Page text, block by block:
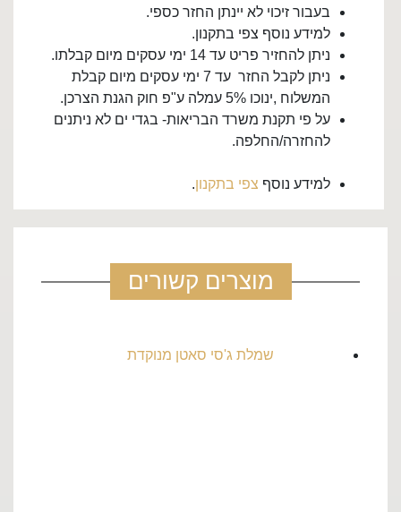
בעבור זיכוי לא יינתן החזר כספי.
למידע נוסף צפי בתקנון.
ניתן להחזיר פריט עד 14 ימי עסקים מיום קבלתו.
ניתן לקבל החזר עד 7 ימי עסקים מיום קבלת
המשלוח ,ינוכו 5% עמלה ע"פ חוק הגנת הצרכן.
על פי תקנת משרד הבריאות- בגדי ים לא ניתנים
להחזרה/החלפה.
למידע נוסף צפי בתקנון.
מוצרים קשורים
שמלת ג'סי סאטן מנוקדת